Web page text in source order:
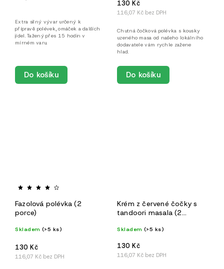
Do košíku
Extra silný vývar určený k
přípravě polévek, omáček a dalších
jídel. Tažený přes 15 hodin v
mírném varu.
116,07 Kč bez DPH
130 Kč
Do košíku
Chutná čočková polévka s kousky
uzeného masa od našeho lokálního
dodavatele vám rychle zažene
hlad.
Fazolová polévka (2
porce)
Skladem (>5 ks)
116,07 Kč bez DPH
130 Kč
Krém z červené čočky s
tandoori masala (2
Skladem (>5 ks)
116,07 Kč bez DPH
130 Kč